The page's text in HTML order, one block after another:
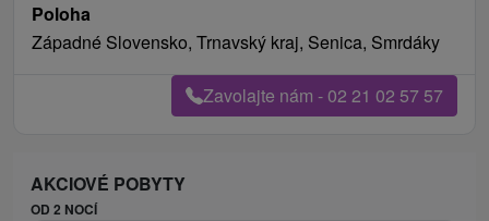
Poloha
Západné Slovensko, Trnavský kraj, Senica, Smrdáky
Zavolajte nám - 02 21 02 57 57
AKCIOVÉ POBYTY
OD 2 NOCÍ